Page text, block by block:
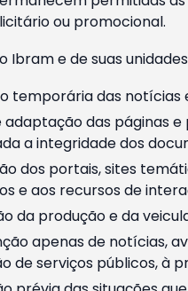
ou promocional.
Ibram e de suas
temporária das notícias
adaptação das páginas
a integridade dos
dos portais, sites
e aos recursos de
da produção e da
apenas de notícias,
de serviços públicos, à